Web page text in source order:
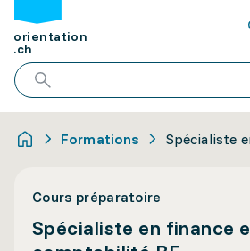
orientation
.ch
Formations Spécialiste
Cours préparatoire
Spécialiste en finance